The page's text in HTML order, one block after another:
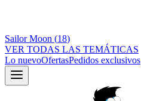
Sailor Moon (18)
VER TODAS LAS TEMÁTICAS
Lo nuevoOfertasPedidos exclusivos